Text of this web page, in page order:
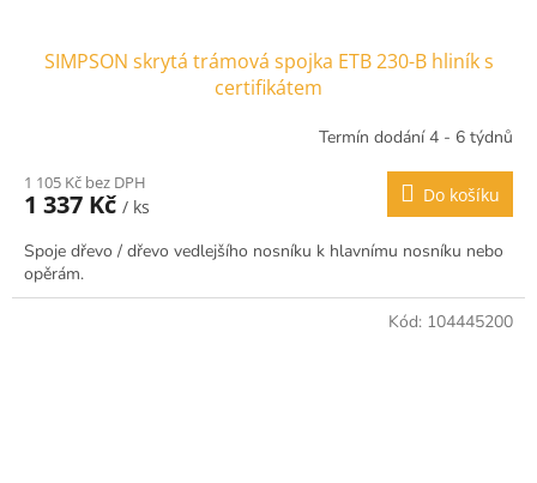
SIMPSON skrytá trámová spojka ETB 230-B hliník s
certifikátem
Termín dodání 4 - 6 týdnů
1 105 Kč bez DPH
1 337 Kč / ks
Do košíku
Spoje dřevo / dřevo vedlejšího nosníku k hlavnímu nosníku nebo
opěrám.
Kód: 104445200